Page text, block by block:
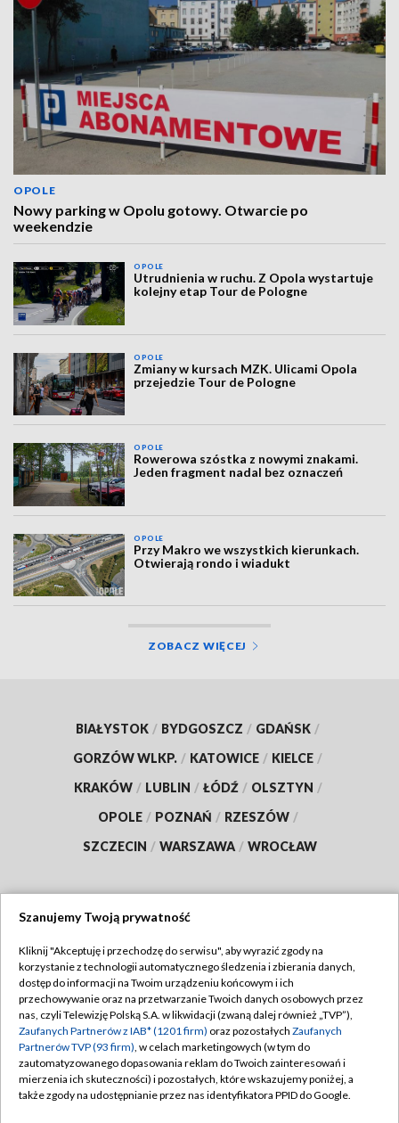
OPOLE
Nowy parking w Opolu gotowy. Otwarcie po
weekendzie
OPOLE
Utrudnienia w ruchu. Z Opola wystartuje
kolejny etap Tour de Pologne
OPOLE
Zmiany w kursach MZK. Ulicami Opola
przejedzie Tour de Pologne
OPOLE
Rowerowa szóstka z nowymi znakami.
Jeden fragment nadal bez oznaczeń
OPOLE
Przy Makro we wszystkich kierunkach.
Otwierają rondo i wiadukt
ZOBACZ WIĘCEJ
BIAŁYSTOK / BYDGOSZCZ / GDAŃSK /
GORZÓW WLKP. / KATOWICE / KIELCE /
KRAKÓW / LUBLIN / ŁÓDŹ / OLSZTYN /
OPOLE / POZNAŃ / RZESZÓW /
SZCZECIN / WARSZAWA / WROCŁAW
TVP
Abonament TVP
Emisja w TVP
Centrum informacji TVP
Naziemna Telewizja Cyfrowa
Regulamin TVP
Polityka prywatności
Moje zgody
Pomoc
Szanujemy Twoją prywatność
Kliknij "Akceptuję i przechodzę do serwisu", aby wyrazić zgody na
korzystanie z technologii automatycznego śledzenia i zbierania danych,
dostęp do informacji na Twoim urządzeniu końcowym i ich
przechowywanie oraz na przetwarzanie Twoich danych osobowych przez
nas, czyli Telewizję Polską S.A. w likwidacji (zwaną dalej również „TVP”),
Zaufanych Partnerów z IAB* (1201 firm) oraz pozostałych Zaufanych
Partnerów TVP (93 firm), w celach marketingowych (w tym do
zautomatyzowanego dopasowania reklam do Twoich zainteresowań i
mierzenia ich skuteczności) i pozostałych, które wskazujemy poniżej, a
także zgody na udostępnianie przez nas identyfikatora PPID do Google.